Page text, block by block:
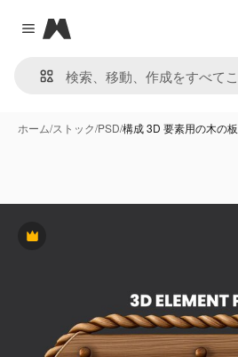
Close menu
Magnific
ホーム/ストック/PSD/構成 3D 要素用の木の板
Premium